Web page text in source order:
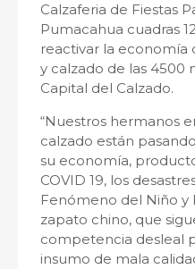
Calzaferia de Fiestas
Pumacahua cuadras
reactivar la economía
y calzado de las 4500
Capital del Calzado.
“Nuestros hermanos
calzado están
su economía,
COVID 19, los
Fenómeno del Niño
zapato chino, que
competencia desleal
insumo de mala